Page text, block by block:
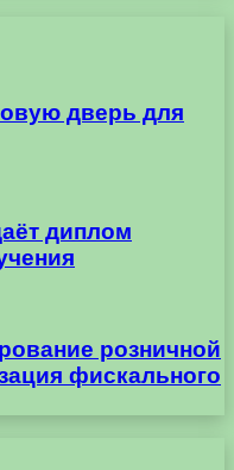
дверь для
диплом
розничной
фискального